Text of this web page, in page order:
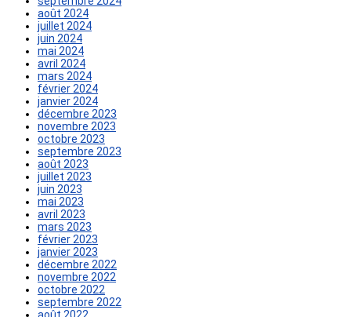
août 2024
juillet 2024
juin 2024
mai 2024
avril 2024
mars 2024
février 2024
janvier 2024
décembre 2023
novembre 2023
octobre 2023
septembre 2023
août 2023
juillet 2023
juin 2023
mai 2023
avril 2023
mars 2023
février 2023
janvier 2023
décembre 2022
novembre 2022
octobre 2022
septembre 2022